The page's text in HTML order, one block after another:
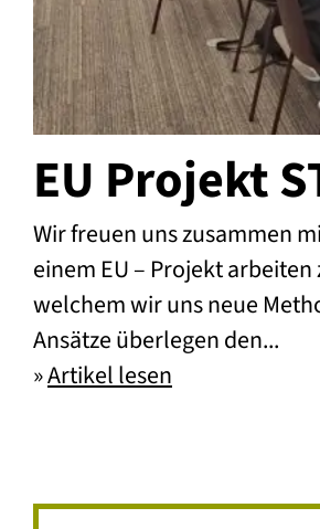
EU Projekt
Wir freuen uns zusammen
einem EU – Projekt
welchem wir uns neue
Ansätze überlegen den...
»Artikel lesen